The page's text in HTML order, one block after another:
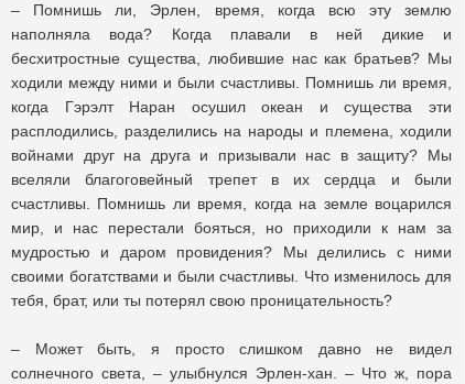
– Помнишь ли, Эрлен, время, когда всю эту землю
наполняла вода? Когда плавали в ней дикие и
бесхитростные существа, любившие нас как братьев? Мы
ходили между ними и были счастливы. Помнишь ли время,
когда Гэрэлт Наран осушил океан и существа эти
расплодились, разделились на народы и племена, ходили
войнами друг на друга и призывали нас в защиту? Мы
вселяли благоговейный трепет в их сердца и были
счастливы. Помнишь ли время, когда на земле воцарился
мир, и нас перестали бояться, но приходили к нам за
мудростью и даром провидения? Мы делились с ними
своими богатствами и были счастливы. Что изменилось для
тебя, брат, или ты потерял свою проницательность?
– Может быть, я просто слишком давно не видел
солнечного света, – улыбнулся Эрлен-хан. – Что ж, пора